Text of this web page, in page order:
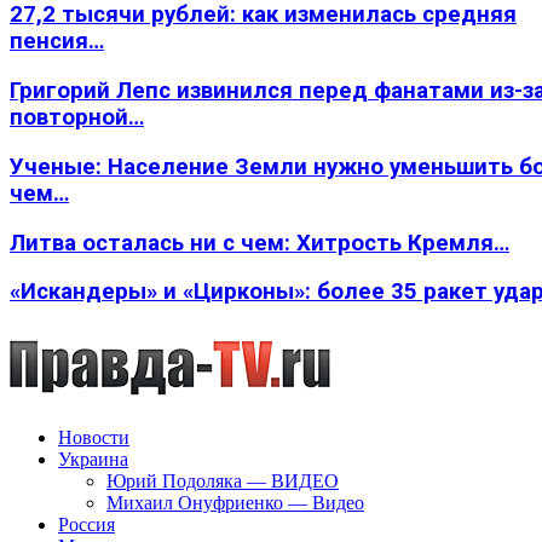
27,2 тысячи рублей: как изменилась средняя
пенсия…
Григорий Лепс извинился перед фанатами из-
повторной…
Ученые: Население Земли нужно уменьшить
чем…
Литва осталась ни с чем: Хитрость Кремля…
«Искандеры» и «Цирконы»: более 35 ракет
Новости
Украина
Юрий Подоляка — ВИДЕО
Михаил Онуфриенко — Видео
Россия